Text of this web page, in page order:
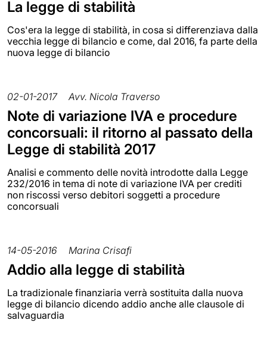
La legge di stabilità
Cos'era la legge di stabilità, in cosa si differenziava dalla
vecchia legge di bilancio e come, dal 2016, fa parte della
nuova legge di bilancio
02-01-2017 Avv. Nicola Traverso
Note di variazione IVA e procedure
concorsuali: il ritorno al passato della
Legge di stabilità 2017
Analisi e commento delle novità introdotte dalla Legge
232/2016 in tema di note di variazione IVA per crediti
non riscossi verso debitori soggetti a procedure
concorsuali
14-05-2016 Marina Crisafi
Addio alla legge di stabilità
La tradizionale finanziaria verrà sostituita dalla nuova
legge di bilancio dicendo addio anche alle clausole di
salvaguardia